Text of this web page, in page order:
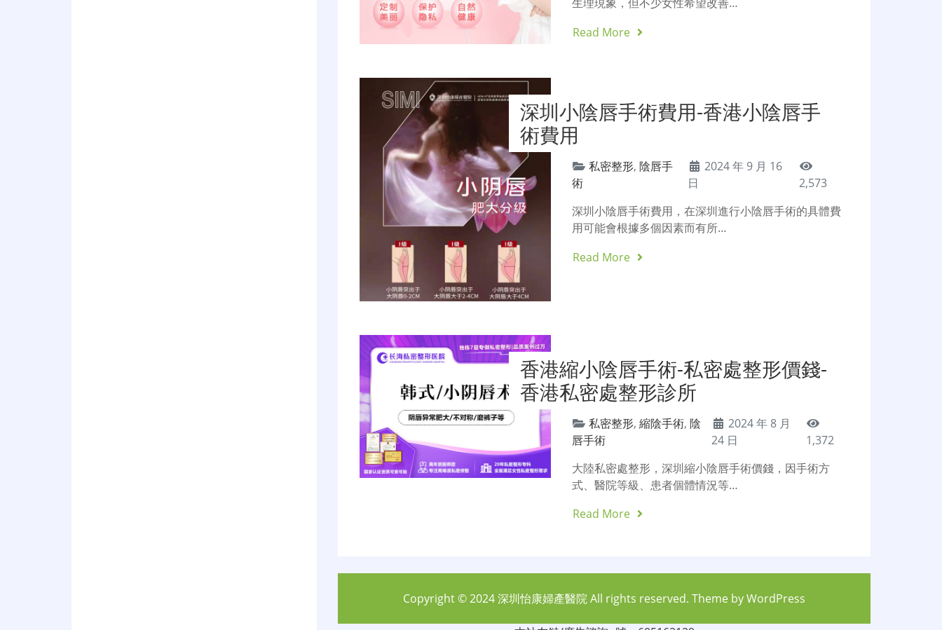
Read More
深圳小陰唇手術費用-香港小陰唇手
術費用
私密整形,陰唇手
術
2024 年 9 月 16
日
2,573
深圳小陰唇手術費用，在深圳進行小陰唇手術的具體費
用可能會根據多個因素而有所…
Read More
香港縮小陰唇手術-私密處整形價錢-
香港私密處整形診所
私密整形,縮陰手術,陰
唇手術
2024 年 8 月
24 日
1,372
大陸私密處整形，深圳縮小陰唇手術價錢，因手術方
式、醫院等級、患者個體情況等…
Read More
Copyright © 2024深圳怡康婦產醫院All rights reserved. Theme byWordPress